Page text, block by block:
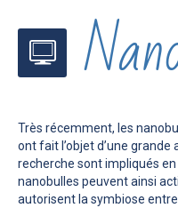
Très récemment, les
ont fait l’objet d’une
recherche sont impliqués
nanobulles peuvent ainsi
autorisent la symbiose